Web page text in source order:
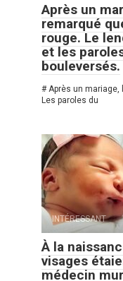
Après un
remarqué
rouge. Le
et les
bouleversés.
# Après un mariage,
Les paroles du
INTÉRESSANT
À la
visages
médecin